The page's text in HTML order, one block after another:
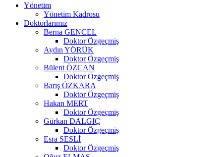
Yönetim
Yönetim Kadrosu
Doktorlarımız
Berna GENCEL
Doktor Özgeçmiş
Aydın YÖRÜK
Doktor Özgeçmiş
Bülent ÖZCAN
Doktor Özgeçmiş
Barış ÖZKARA
Doktor Özgeçmiş
Hakan MERT
Doktor Özgeçmiş
Gürkan DALGIÇ
Doktor Özgeçmiş
Esra SESLİ
Doktor Özgeçmiş